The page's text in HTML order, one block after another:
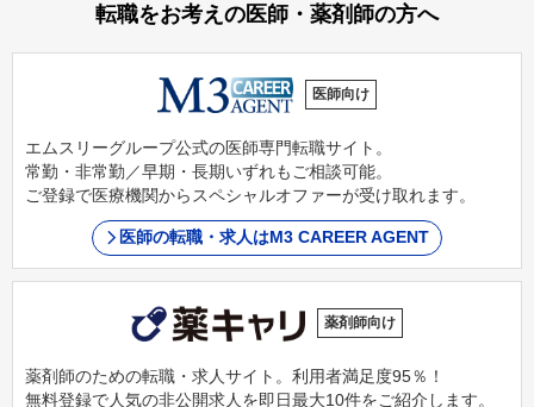
転職をお考えの医師・薬剤師の方へ
医師向け
エムスリーグループ公式の医師専門転職サイト。
常勤・非常勤／早期・長期いずれもご相談可能。
ご登録で医療機関からスペシャルオファーが受け取れます。
医師の転職・求人はM3 CAREER AGENT
薬剤師向け
薬剤師のための転職・求人サイト。利用者満足度95％！
無料登録で人気の非公開求人を即日最大10件をご紹介します。